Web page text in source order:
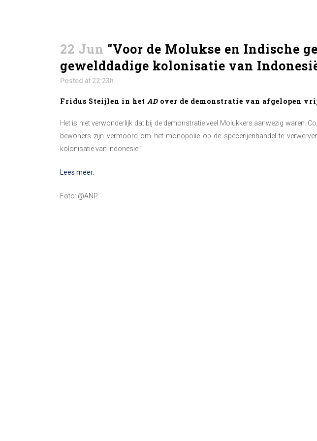
22 Jun “Voor de Molukse en Indische
gewelddadige kolonisatie van
Posted at 22:23h
Fridus Steijlen in het AD over de demonstratie van afgelopen
Het is niet verwonderlijk dat bij de demonstratie veel Molukkers aanwezig waren.
bewoners zijn vermoord om het monopolie op de specerijenhandel te
kolonisatie van Indonesië.”
Lees meer.
Foto: @ANP.